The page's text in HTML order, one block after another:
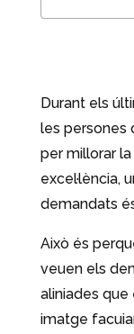
Durant els
les persones
per millorar
excel·lència,
demandats
Això és
veuen els
aliniades que
imatge